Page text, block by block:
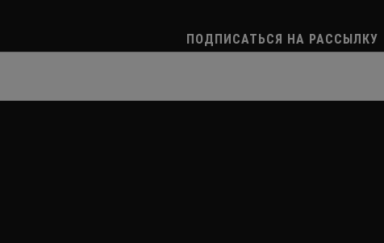
ПОДПИСАТЬСЯ НА РАССЫЛКУ